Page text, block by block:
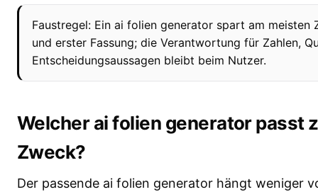
Faustregel: Ein ai folien generator spart am meisten
und erster Fassung; die Verantwortung für Zahlen,
Entscheidungsaussagen bleibt beim Nutzer.
Welcher ai folien generator passt
Zweck?
Der passende ai folien generator hängt weniger